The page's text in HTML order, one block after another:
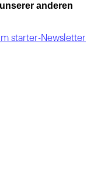
anderen
starter-Newsletter